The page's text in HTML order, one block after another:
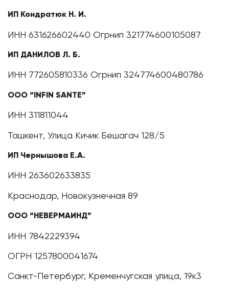
ИП Кондратюк Н. И.
ИНН 631626602440 Огрнип 321774600105087
ИП ДАНИЛОВ Л. Б.
ИНН 772605810336 Огрнип 324774600480786
ООО “INFIN SANTE”
ИНН 311811044
Ташкент, Улица Кичик Бешагач 128/5
ИП Чернышова Е.А.
ИНН 263602633835
Краснодар, Новокузнечная 89
ООО “НЕВЕРМАИНД”
ИНН 7842229394
ОГРН 1257800041674
Санкт-Петербург, Кременчугская улица, 19к3